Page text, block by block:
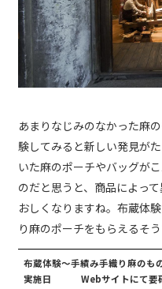
あまりなじみのなかった麻
験してみると新しい発見が
いた麻のポーチやバッグが
のだと思うと、商品によっ
おしくなりますね。布蔵体
り麻のポーチをもらえるそ
布蔵体験～手績み手織り麻のも
実施日
Webサイトにて要